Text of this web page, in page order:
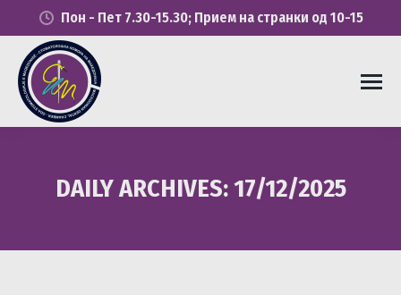
Пон - Пет 7.30-15.30; Прием на странки од 10-15
DAILY ARCHIVES:17/12/2025